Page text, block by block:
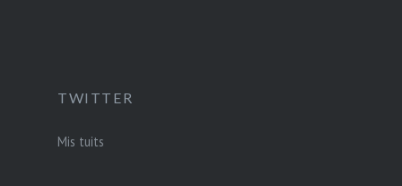
TWITTER
Mis tuits